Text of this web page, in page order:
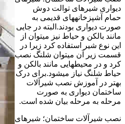
دیواری شیرهای توالت دوش
حمام آشپزخانههای قدیمی به
صورت دیواری بودند.البته در جایی
مانند بالکن و حیاط نیز میتوان از
این نوع شیر استفاده کرد زیرا در
قسمت زیر آن میتوان شلنگ نصب
کرد و در محیطهایی مانند بالکن و
حیاط شلنگ نیاز میشود.برای درک
بهتر در آموزش نصب شیرآلات
ساختمان دیواری به صورت
مرحله به مرحله بیان شده است.
نصب شیرآلات ساختمان؛ شیرهای